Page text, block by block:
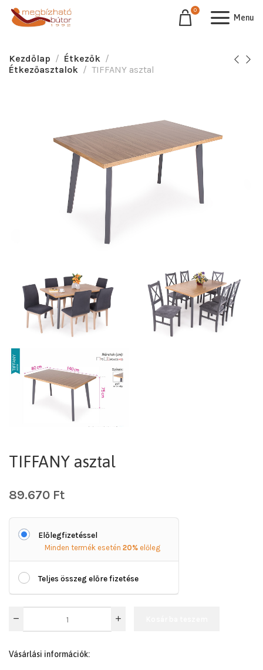
0
Menu
Kezdőlap
Étkezők
Étkezőasztalok
TIFFANY asztal
TIFFANY asztal
89.670 Ft
Előlegfizetéssel
Minden termék esetén 20% előleg
Teljes összeg előre fizetése
Vásárlási információk: